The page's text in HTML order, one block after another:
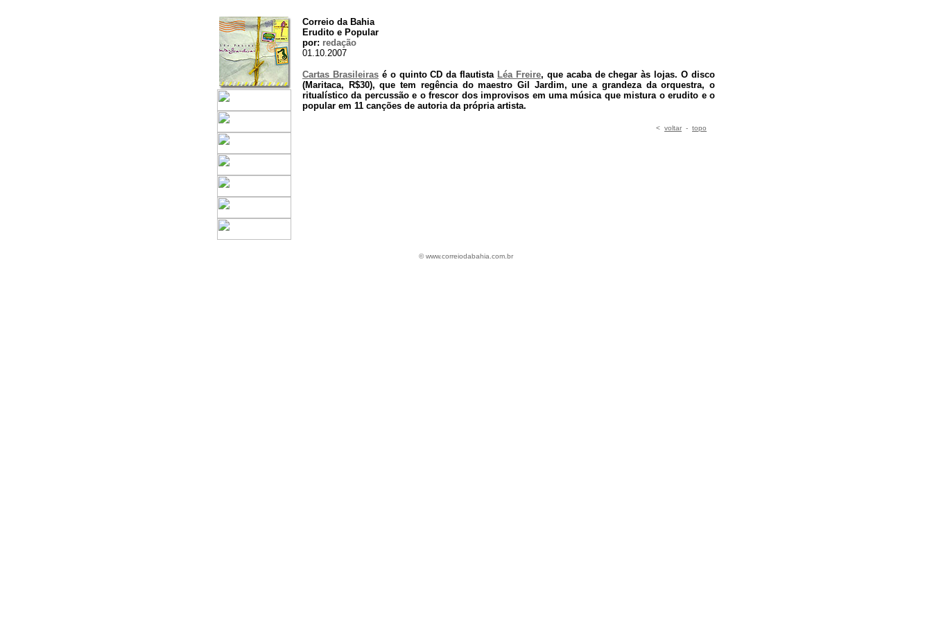
Correio da Bahia
Erudito e Popular
por: redação
01.10.2007
Cartas Brasileirasé o quinto CD da flautista Léa Freire, que acaba de chegar às lojas. O disco
(Maritaca, R$30), que tem regência do maestro Gil Jardim, une a grandeza da orquestra, o
ritualístico da percussão e o frescor dos improvisos em uma música que mistura o erudito e o
popular em 11 canções de autoria da própria artista.
< voltar - topo
©www.correiodabahia.com.br